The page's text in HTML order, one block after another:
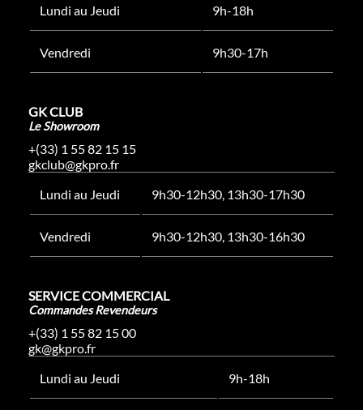
Lundi au Jeudi
9h-18h
Vendredi 9h30-17h
GK CLUB
Le Showroom
+(33) 1 55 82 15 15
gkclub@gkpro.fr
Lundi au Jeudi
9h30-12h30, 13h30-17h30
Vendredi 9h30-12h30, 13h30-16h30
SERVICE COMMERCIAL
Commandes Revendeurs
+(33) 1 55 82 15 00
gk@gkpro.fr
Lundi au Jeudi
9h-18h